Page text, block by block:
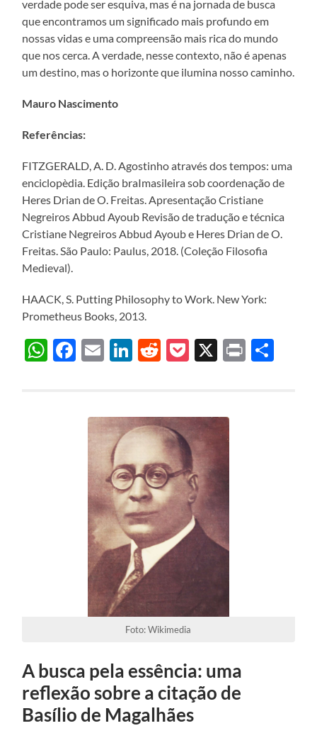
verdade pode ser esquiva, mas é na jornada de busca
que encontramos um significado mais profundo em
nossas vidas e uma compreensão mais rica do mundo
que nos cerca. A verdade, nesse contexto, não é apenas
um destino, mas o horizonte que ilumina nosso caminho.
Mauro Nascimento
Referências:
FITZGERALD, A. D. Agostinho através dos tempos: uma
enciclopèdia. Edição braImasileira sob coordenação de
Heres Drian de O. Freitas. Apresentação Cristiane
Negreiros Abbud Ayoub Revisão de tradução e técnica
Cristiane Negreiros Abbud Ayoub e Heres Drian de O.
Freitas. São Paulo: Paulus, 2018. (Coleção Filosofia
Medieval).
HAACK, S. Putting Philosophy to Work. New York:
Prometheus Books, 2013.
WhatsApp
Facebook
EmailLinkedIn
Reddit
Pocket
X Print
Foto: Wikimedia
A busca pela essência: uma
reflexão sobre a citação de
Basílio de Magalhães